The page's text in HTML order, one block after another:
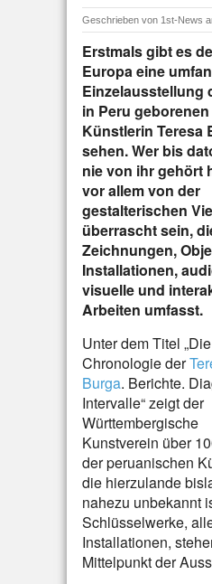
Geschrieben von 1st-News
Erstmals gibt es
Europa eine
Einzelausstellung
in Peru geborenen
Künstlerin Teresa
sehen. Wer bis
nie von ihr gehört
vor allem von der
gestalterischen
überrascht sein,
Zeichnungen,
Installationen,
visuelle und
Arbeiten umfasst.
Unter dem Titel „Die
Chronologie der
Burga. Berichte.
Intervalle“ zeigt der
Württembergische
Kunstverein über
der peruanischen
die hierzulande
nahezu unbekannt
Schlüsselwerke,
Installationen,
Mittelpunkt der